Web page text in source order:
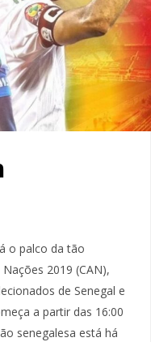
o palco da tão
2019 (CAN),
de Senegal e
a partir das 16:00
senegalesa está há